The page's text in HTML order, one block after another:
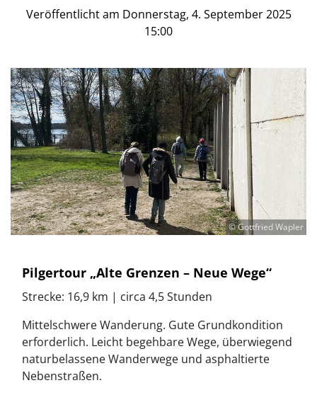
Veröffentlicht am Donnerstag, 4. September 2025
15:00
© Gottfried Wapler
Pilgertour „Alte Grenzen – Neue Wege“
Strecke: 16,9 km | circa 4,5 Stunden
Mittelschwere Wanderung. Gute Grundkondition
erforderlich. Leicht begehbare Wege, überwiegend
naturbelassene Wanderwege und asphaltierte
Nebenstraßen.